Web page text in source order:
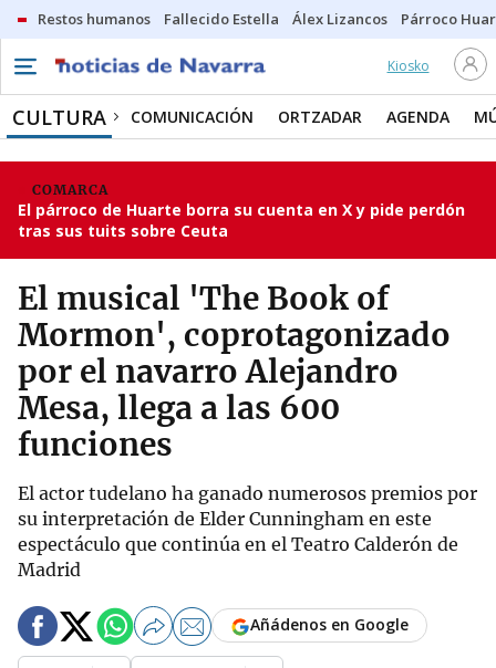
Restos humanos Fallecido Estella Álex Lizancos Párroco
Kiosko
CULTURA COMUNICACIÓN ORTZADAR AGENDA
COMARCA
El párroco de Huarte borra su cuenta en X y pide perdón
tras sus tuits sobre Ceuta
El musical 'The Book of
Mormon', coprotagonizado
por el navarro Alejandro
Mesa, llega a las 600
funciones
El actor tudelano ha ganado numerosos premios por
su interpretación de Elder Cunningham en este
espectáculo que continúa en el Teatro Calderón de
Madrid
Añádenos en Google